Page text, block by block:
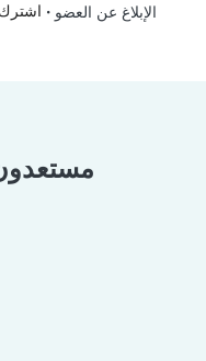
الإبلاغ عن العضو •
مستعدون